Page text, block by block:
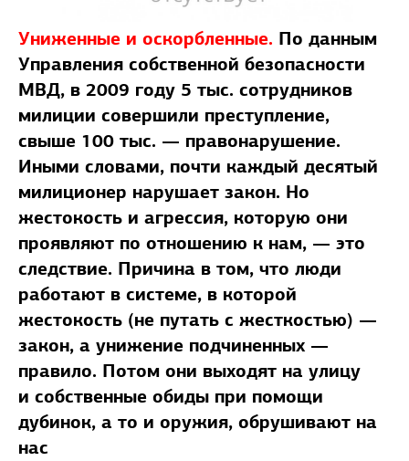
Униженные и оскорб­ленные. По данным
Управления собственной безопасности
МВД, в 2009 году 5 тыс. сотрудников
милиции совершили преступление,
свыше 100 тыс. — правонарушение.
Иными словами, почти каждый десятый
милиционер нарушает закон. Но
жестокость и агрессия, которую они
проявляют по отношению к нам, — это
следствие. Причина в том, что люди
работают в системе, в которой
жестокость (не путать с жесткос­тью) —
закон, а унижение подчиненных —
правило. Потом они выходят на улицу
и собственные обиды при помощи
дубинок, а то и оружия, обрушивают на
нас